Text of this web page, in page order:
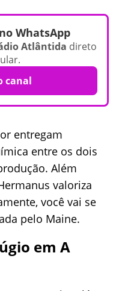
WhatsApp
Atlântida direto
canal
entregam
entre os dois
Além
valoriza
você vai se
pelo Maine.
em A